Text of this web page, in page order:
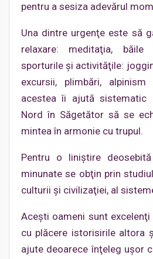
pentru a sesiza adevărul
Una dintre urgenţe este să
relaxare: meditaţia,
sporturile şi activităţile:
excursii, plimbări,
acestea îi ajută sistematic
Nord în Săgetător să se
mintea în armonie cu trupul.
Pentru o liniştire
minunate se obţin prin
culturii şi civilizaţiei, al
Aceşti oameni sunt
cu plăcere istorisirile altora
ajute deoarece înţeleg uşor